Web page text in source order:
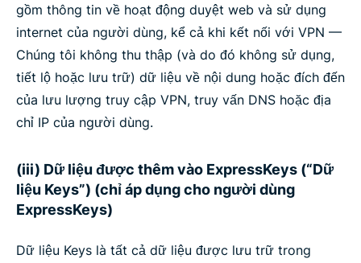
gồm thông tin về hoạt động duyệt web và sử dụng
internet của người dùng, kể cả khi kết nối với VPN —
Chúng tôi không thu thập (và do đó không sử dụng,
tiết lộ hoặc lưu trữ) dữ liệu về nội dung hoặc đích đến
của lưu lượng truy cập VPN, truy vấn DNS hoặc địa
chỉ IP của người dùng.
(iii) Dữ liệu được thêm vào ExpressKeys (“Dữ
liệu Keys”) (chỉ áp dụng cho người dùng
ExpressKeys)
Dữ liệu Keys là tất cả dữ liệu được lưu trữ trong